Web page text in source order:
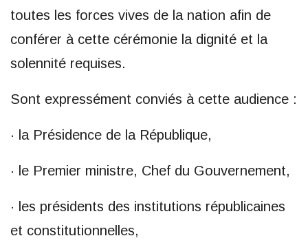
toutes les forces vives de la nation afin de
conférer à cette cérémonie la dignité et la
solennité requises.
Sont expressément conviés à cette audience :
· la Présidence de la République,
· le Premier ministre, Chef du Gouvernement,
· les présidents des institutions républicaines
et constitutionnelles,